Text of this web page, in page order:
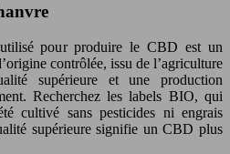
pour produire le CBD est un
contrôlée, issu de l’agriculture
supérieure et une production
Recherchez les labels BIO, qui
cultivé sans pesticides ni engrais
supérieure signifie un CBD plus